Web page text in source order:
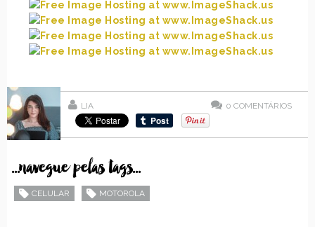
LIA 0 COMENTÁRIOS
...navegue pelas tags...
CELULAR MOTOROLA